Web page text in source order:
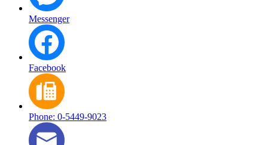
Messenger
Facebook
Phone: 0-5449-9023